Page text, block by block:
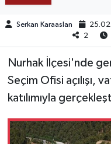
Serkan Karaaslan
2
Nurhak İlçesi'nde
Seçim Ofisi açılışı,
katılımıyla
TREND
MEDYA
OTOMOTİV